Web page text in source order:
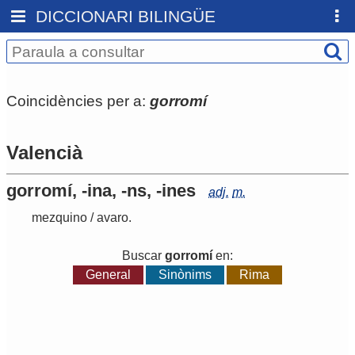
DICCIONARI BILINGÜE
Coincidències per a: gorromí
Valencià
gorromí, -ina, -ns, -ines adj. m.
mezquino /avaro.
Buscar gorromí en:
General
Sinònims Rima